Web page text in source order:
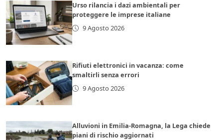
Urso rilancia i dazi ambientali per
proteggere le imprese italiane
9 Agosto 2026
Rifiuti elettronici in vacanza: come
smaltirli senza errori
9 Agosto 2026
Alluvioni in Emilia-Romagna, la Lega chiede
piani di rischio aggiornati